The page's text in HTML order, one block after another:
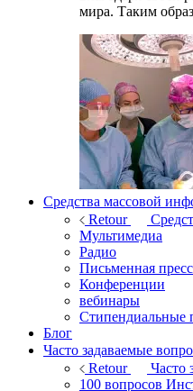
мира. Таким
Средства массовой
Retour
Мультимедиа
Радио
Письменная
Конференции
вебинары
Стипендиальные
Блог
Часто задаваемые
Retour
Часто
100 вопросов